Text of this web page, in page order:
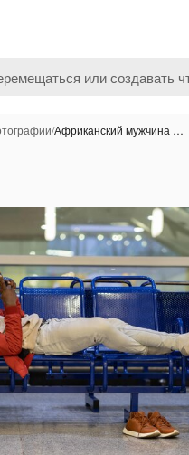
/Африканский мужчина …